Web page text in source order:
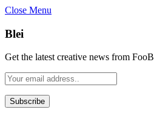
Close Menu
Blei
Get the latest creative news from